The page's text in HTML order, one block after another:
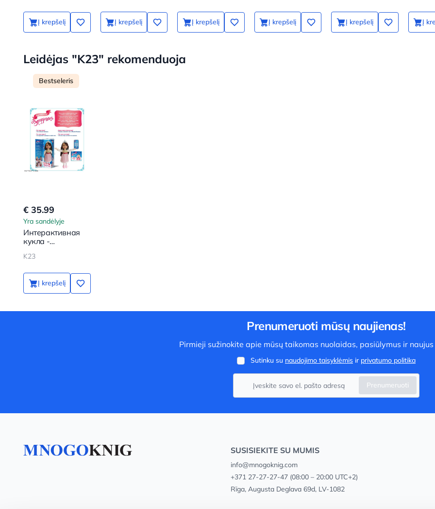
Į krepšelį Į krepšelį Į krepšelį Į krepšelį Į krepšelį Į
Leidėjas "K23" rekomenduoja
Bestseleris
€ 35.99
Yra sandėlyje
Интерактивная
кукла -
Эрудиция
K23
Į krepšelį
Prenumeruoti mūsų naujienas!
Pirmieji sužinokite apie mūsų taikomas nuolaidas, pasiūlymus ir
Sutinku su naudojimo taisyklėmis ir privatumo politika
Prenumeruoti
SUSISIEKITE SU MUMIS
info@mnogoknig.com
+371 27-27-27-47(08:00 – 20:00 UTC+2)
Rīga, Augusta Deglava 69d, LV-1082